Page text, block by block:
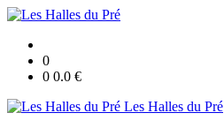
0
0 0.0 €
Les Halles du Pré